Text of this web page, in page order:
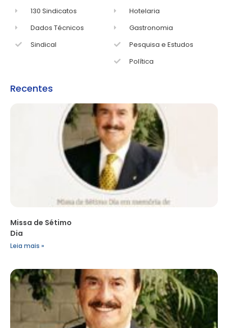
130 Sindicatos
Dados Técnicos
Sindical
Hotelaria
Gastronomia
Pesquisa e Estudos
Política
Recentes
Missa de Sétimo
Dia
Leia mais »